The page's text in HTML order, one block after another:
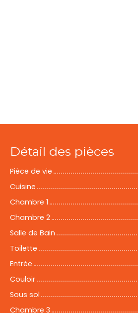
Détail des pièces
Pièce de vie
Cuisine
Chambre 1
Chambre 2
Salle de Bain
Toilette
Entrée
Couloir
Sous sol
Chambre 3